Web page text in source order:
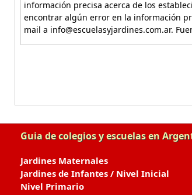
información precisa acerca de los
encontrar algún error en la información
mail a info@escuelasyjardines.com.ar.
Guia de colegios y escuelas en
Jardines Maternales
Jardines de Infantes / Nivel Inicial
Nivel Primario